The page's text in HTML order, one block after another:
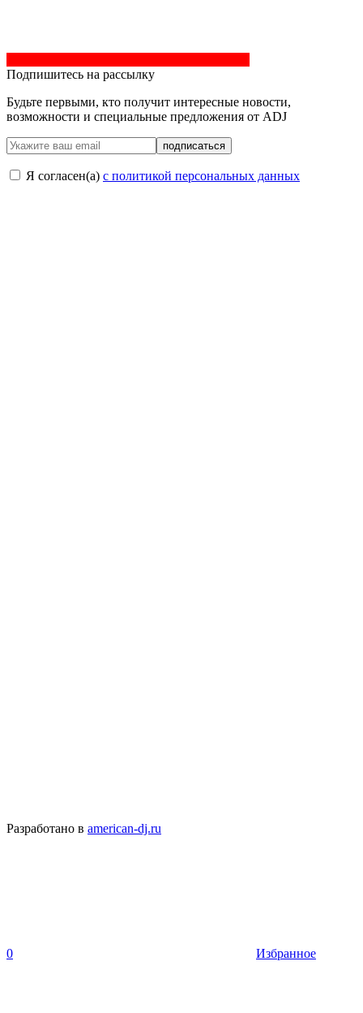
Подпишитесь на рассылку
Будьте первыми, кто получит интересные новости,
возможности и специальные предложения от ADJ
подписаться
Я согласен(a) с политикой персональных данных
Разработано в american-dj.ru
0 Избранное